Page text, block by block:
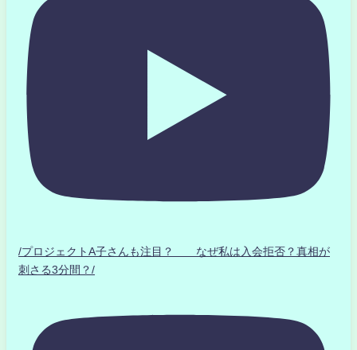
/プロジェクトA子さんも注目？ なぜ私は入会拒否？真相が
刺さる3分間？/